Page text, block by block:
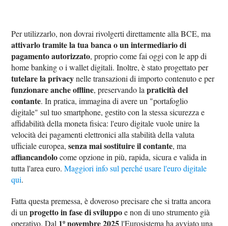
Per utilizzarlo, non dovrai rivolgerti direttamente alla BCE, ma
attivarlo tramite la tua banca o un intermediario di
pagamento autorizzato, proprio come fai oggi con le app di
home banking o i wallet digitali. Inoltre, è stato progettato per
tutelare la privacynelle transazioni di importo contenuto e per
funzionare anche offline, preservando lapraticità del
contante. In pratica, immagina di avere un "portafoglio
digitale" sul tuo smartphone, gestito con la stessa sicurezza e
affidabilità della moneta fisica: l'euro digitale vuole unire la
velocità dei pagamenti elettronici alla stabilità della valuta
ufficiale europea,senza mai sostituire il contante, ma
affiancandolocome opzione in più, rapida, sicura e valida in
tutta l'area euro.Maggiori info sul perché usare l'euro digitale
qui.
Fatta questa premessa, è doveroso precisare che si tratta ancora
di unprogetto in fase di sviluppoe non di uno strumento già
operativo. Dal 1º novembre 2025l'Eurosistema ha avviato una